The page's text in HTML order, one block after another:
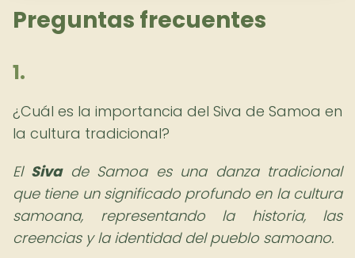
Preguntas frecuentes
1.
¿Cuál es la importancia del Siva de Samoa en
la cultura tradicional?
El Sivade Samoa es una danza tradicional
que tiene un significado profundo en la cultura
samoana, representando la historia, las
creencias y la identidad del pueblo samoano.